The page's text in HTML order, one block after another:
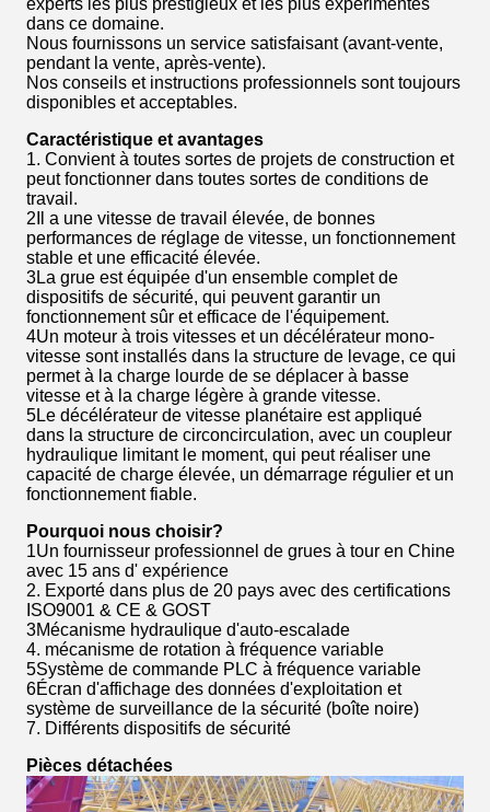
experts les plus prestigieux et les plus expérimentés
dans ce domaine.
Nous fournissons un service satisfaisant (avant-vente,
pendant la vente, après-vente).
Nos conseils et instructions professionnels sont toujours
disponibles et acceptables.
Caractéristique et avantages
1. Convient à toutes sortes de projets de construction et
peut fonctionner dans toutes sortes de conditions de
travail.
2Il a une vitesse de travail élevée, de bonnes
performances de réglage de vitesse, un fonctionnement
stable et une efficacité élevée.
3La grue est équipée d'un ensemble complet de
dispositifs de sécurité, qui peuvent garantir un
fonctionnement sûr et efficace de l'équipement.
4Un moteur à trois vitesses et un décélérateur mono-
vitesse sont installés dans la structure de levage, ce qui
permet à la charge lourde de se déplacer à basse
vitesse et à la charge légère à grande vitesse.
5Le décélérateur de vitesse planétaire est appliqué
dans la structure de circoncirculation, avec un coupleur
hydraulique limitant le moment, qui peut réaliser une
capacité de charge élevée, un démarrage régulier et un
fonctionnement fiable.
Pourquoi nous choisir?
1Un fournisseur professionnel de grues à tour en Chine
avec 15 ans d' expérience
2. Exporté dans plus de 20 pays avec des certifications
ISO9001 & CE & GOST
3Mécanisme hydraulique d'auto-escalade
4. mécanisme de rotation à fréquence variable
5Système de commande PLC à fréquence variable
6Écran d'affichage des données d'exploitation et
système de surveillance de la sécurité (boîte noire)
7. Différents dispositifs de sécurité
Pièces détachées